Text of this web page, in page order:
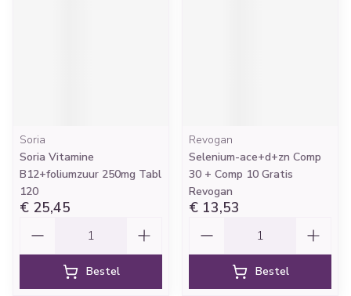
Soria
Soria Vitamine
B12+foliumzuur 250mg Tabl
120
€ 25,45
Bestel
Revogan
Selenium-ace+d+zn Comp
30 + Comp 10 Gratis
Revogan
€ 13,53
Bestel